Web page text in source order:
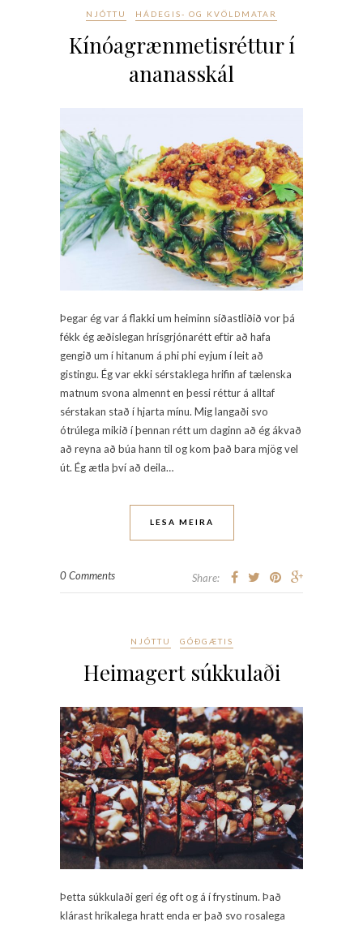
NJÓTTU HÁDEGIS- OG KVÖLDMATAR
Kínóagrænmetisréttur í
ananasskál
Þegar ég var á flakki um heiminn síðastliðið vor þá
fékk ég æðislegan hrísgrjónarétt eftir að hafa
gengið um í hitanum á phi phi eyjum í leit að
gistingu. Ég var ekki sérstaklega hrifin af tælenska
matnum svona almennt en þessi réttur á alltaf
sérstakan stað í hjarta mínu. Mig langaði svo
ótrúlega mikið í þennan rétt um daginn að ég ákvað
að reyna að búa hann til og kom það bara mjög vel
út. Ég ætla því að deila…
LESA MEIRA
0 Comments Share:
NJÓTTU GÓÐGÆTIS
Heimagert súkkulaði
Þetta súkkulaði geri ég oft og á í frystinum. Það
klárast hrikalega hratt enda er það svo rosalega